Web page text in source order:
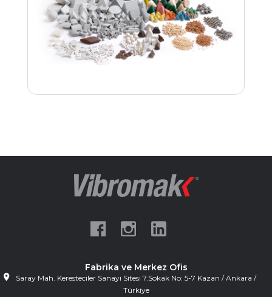
Fabrika ve Merkez Ofis
Saray Mah. Keresteciler Sanayi Sitesi 7.Sokak No: 5-7 Kazan / Ankara /
Türkiye